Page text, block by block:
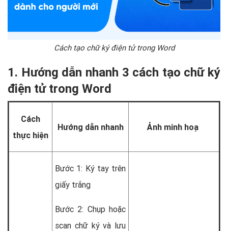
Cách tạo chữ ký điện tử trong Word
1. Hướng dẫn nhanh 3 cách tạo chữ ký
điện tử trong Word
Cách
thực hiện
Hướng dẫn nhanh Ảnh minh hoạ
Bước 1: Ký tay trên
giấy trắng
Bước 2: Chụp hoặc
scan chữ ký và lưu